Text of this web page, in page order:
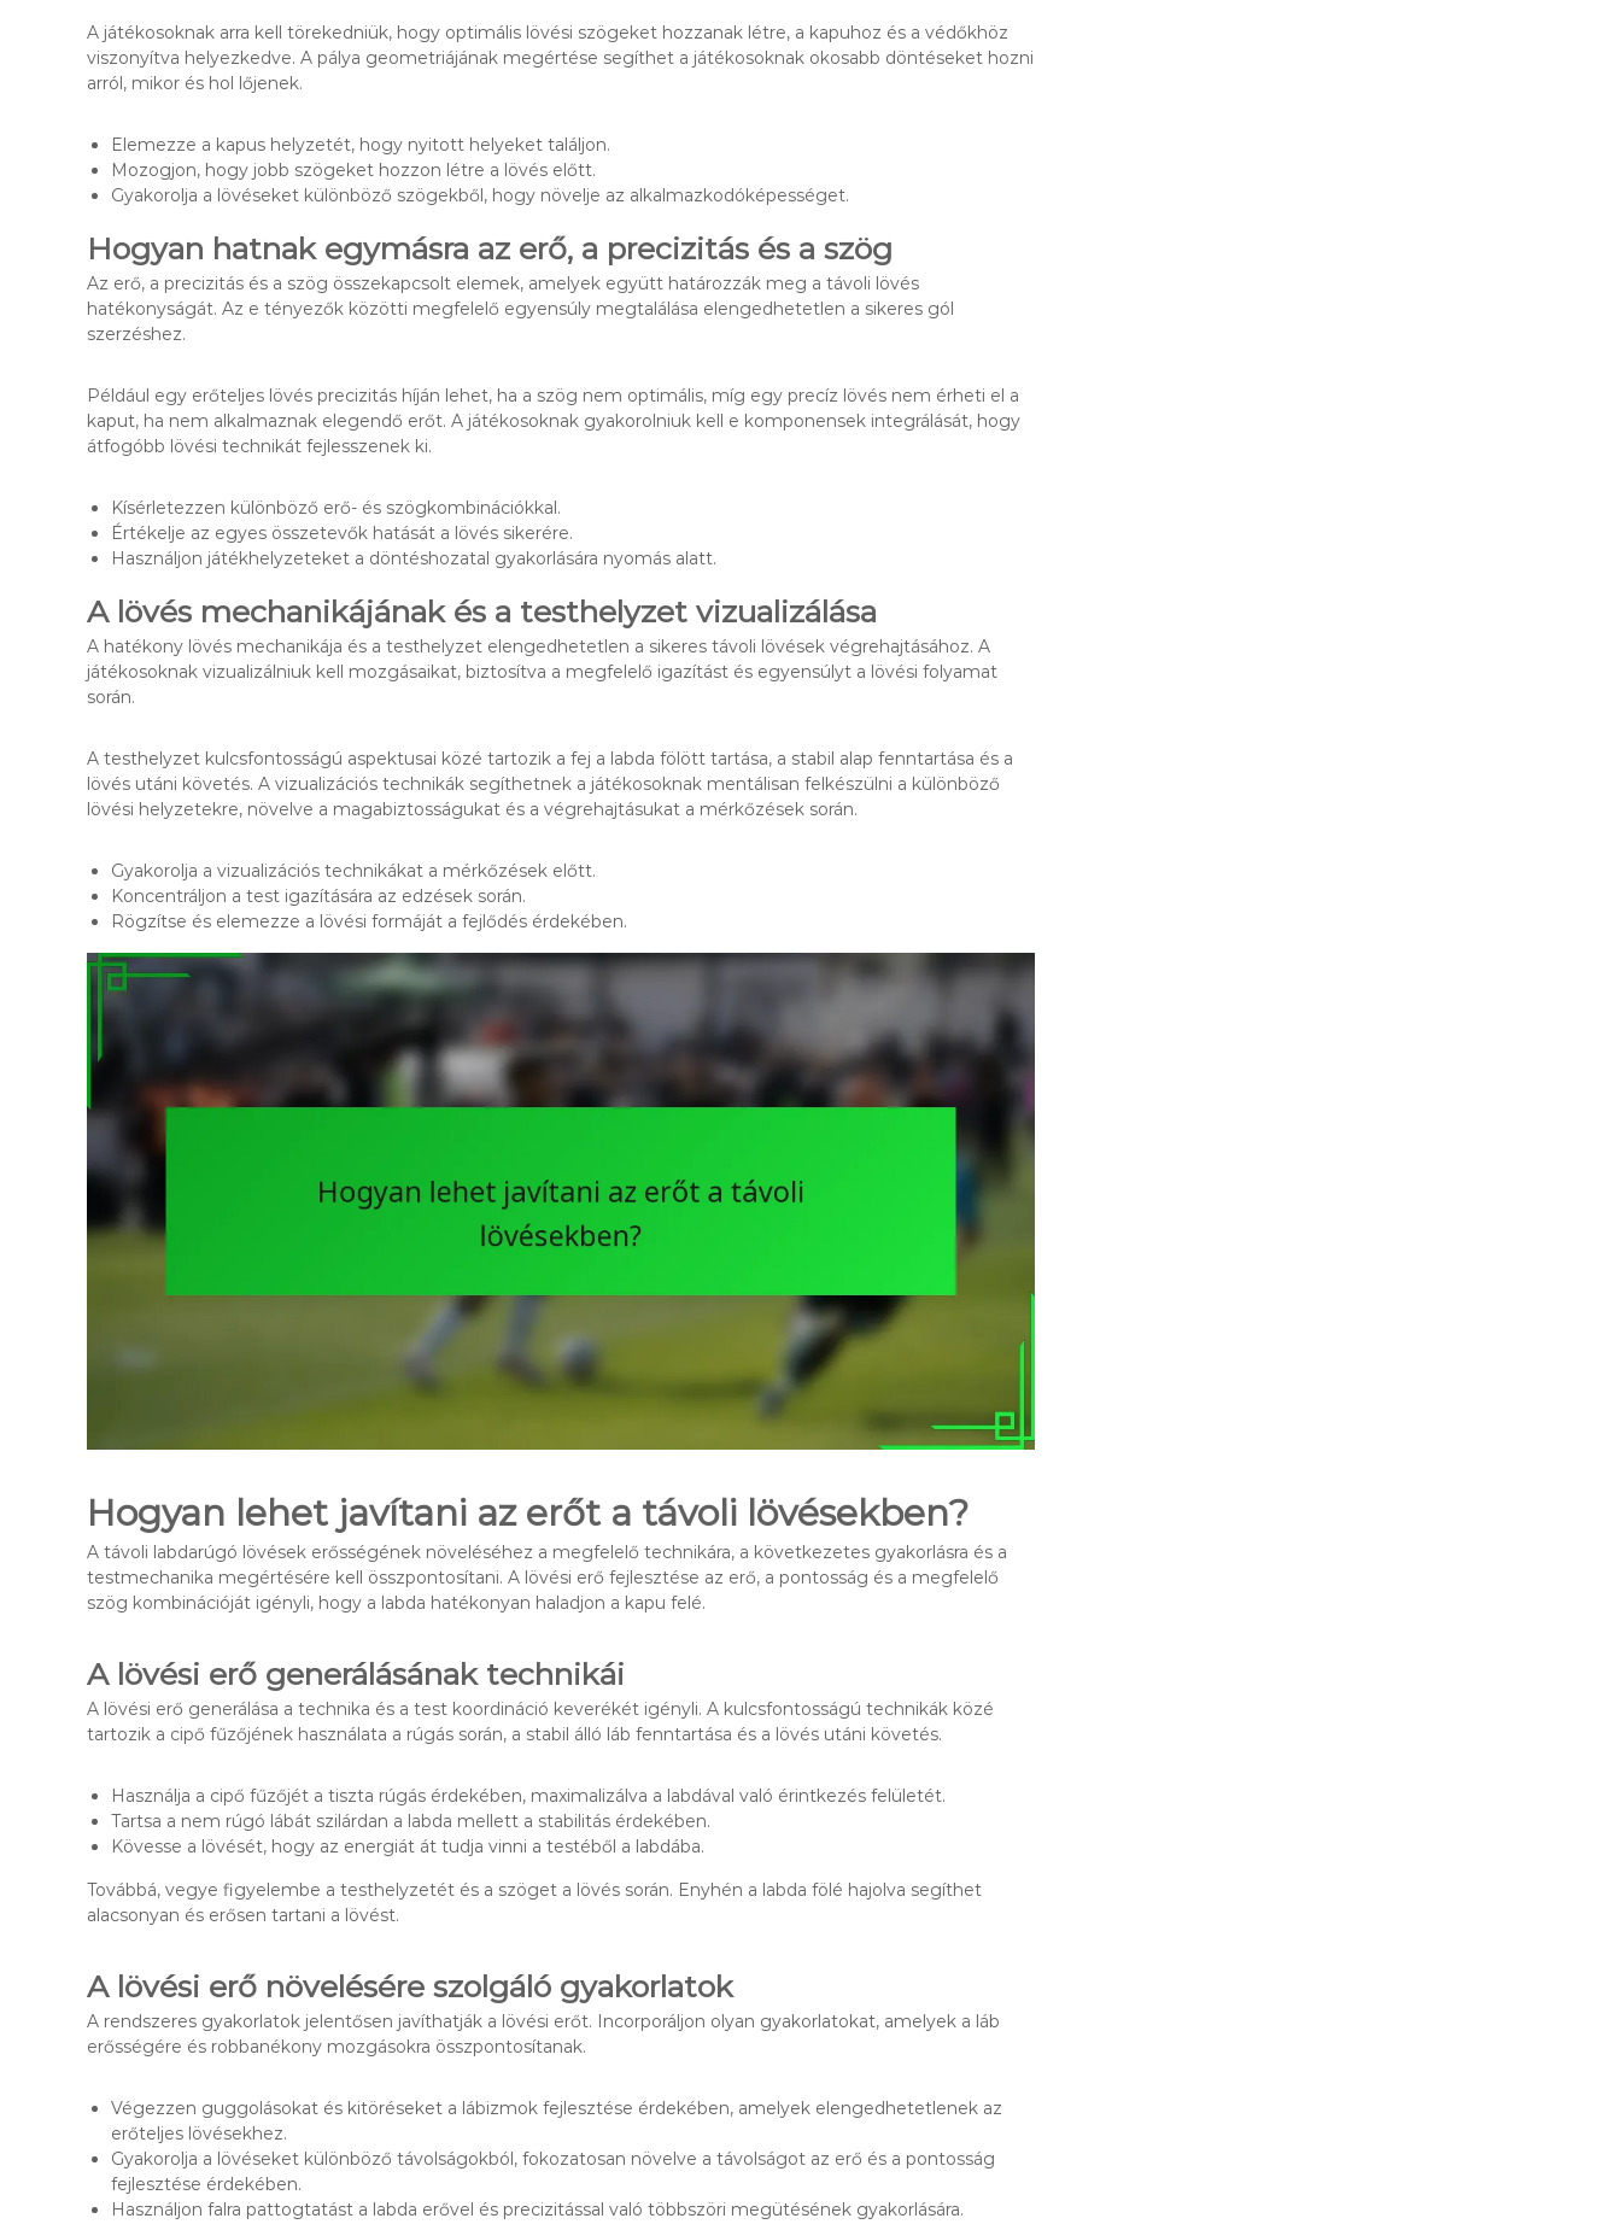
A játékosoknak arra kell törekedniük, hogy optimális lövési szögeket hozzanak létre, a kapuhoz és a védőkhöz
viszonyítva helyezkedve. A pálya geometriájának megértése segíthet a játékosoknak okosabb döntéseket hozni
arról, mikor és hol lőjenek.
Elemezze a kapus helyzetét, hogy nyitott helyeket találjon.
Mozogjon, hogy jobb szögeket hozzon létre a lövés előtt.
Gyakorolja a lövéseket különböző szögekből, hogy növelje az alkalmazkodóképességet.
Hogyan hatnak egymásra az erő, a precizitás és a szög
Az erő, a precizitás és a szög összekapcsolt elemek, amelyek együtt határozzák meg a távoli lövés
hatékonyságát. Az e tényezők közötti megfelelő egyensúly megtalálása elengedhetetlen a sikeres gól
szerzéshez.
Például egy erőteljes lövés precizitás híján lehet, ha a szög nem optimális, míg egy precíz lövés nem érheti el a
kaput, ha nem alkalmaznak elegendő erőt. A játékosoknak gyakorolniuk kell e komponensek integrálását, hogy
átfogóbb lövési technikát fejlesszenek ki.
Kísérletezzen különböző erő- és szögkombinációkkal.
Értékelje az egyes összetevők hatását a lövés sikerére.
Használjon játékhelyzeteket a döntéshozatal gyakorlására nyomás alatt.
A lövés mechanikájának és a testhelyzet vizualizálása
A hatékony lövés mechanikája és a testhelyzet elengedhetetlen a sikeres távoli lövések végrehajtásához. A
játékosoknak vizualizálniuk kell mozgásaikat, biztosítva a megfelelő igazítást és egyensúlyt a lövési folyamat
során.
A testhelyzet kulcsfontosságú aspektusai közé tartozik a fej a labda fölött tartása, a stabil alap fenntartása és a
lövés utáni követés. A vizualizációs technikák segíthetnek a játékosoknak mentálisan felkészülni a különböző
lövési helyzetekre, növelve a magabiztosságukat és a végrehajtásukat a mérkőzések során.
Gyakorolja a vizualizációs technikákat a mérkőzések előtt.
Koncentráljon a test igazítására az edzések során.
Rögzítse és elemezze a lövési formáját a fejlődés érdekében.
Hogyan lehet javítani az erőt a távoli lövésekben?
A távoli labdarúgó lövések erősségének növeléséhez a megfelelő technikára, a következetes gyakorlásra és a
testmechanika megértésére kell összpontosítani. A lövési erő fejlesztése az erő, a pontosság és a megfelelő
szög kombinációját igényli, hogy a labda hatékonyan haladjon a kapu felé.
A lövési erő generálásának technikái
A lövési erő generálása a technika és a test koordináció keverékét igényli. A kulcsfontosságú technikák közé
tartozik a cipő fűzőjének használata a rúgás során, a stabil álló láb fenntartása és a lövés utáni követés.
Használja a cipő fűzőjét a tiszta rúgás érdekében, maximalizálva a labdával való érintkezés felületét.
Tartsa a nem rúgó lábát szilárdan a labda mellett a stabilitás érdekében.
Kövesse a lövését, hogy az energiát át tudja vinni a testéből a labdába.
Továbbá, vegye figyelembe a testhelyzetét és a szöget a lövés során. Enyhén a labda fölé hajolva segíthet
alacsonyan és erősen tartani a lövést.
A lövési erő növelésére szolgáló gyakorlatok
A rendszeres gyakorlatok jelentősen javíthatják a lövési erőt. Incorporáljon olyan gyakorlatokat, amelyek a láb
erősségére és robbanékony mozgásokra összpontosítanak.
Végezzen guggolásokat és kitöréseket a lábizmok fejlesztése érdekében, amelyek elengedhetetlenek az
erőteljes lövésekhez.
Gyakorolja a lövéseket különböző távolságokból, fokozatosan növelve a távolságot az erő és a pontosság
fejlesztése érdekében.
Használjon falra pattogtatást a labda erővel és precizitással való többszöri megütésének gyakorlására.